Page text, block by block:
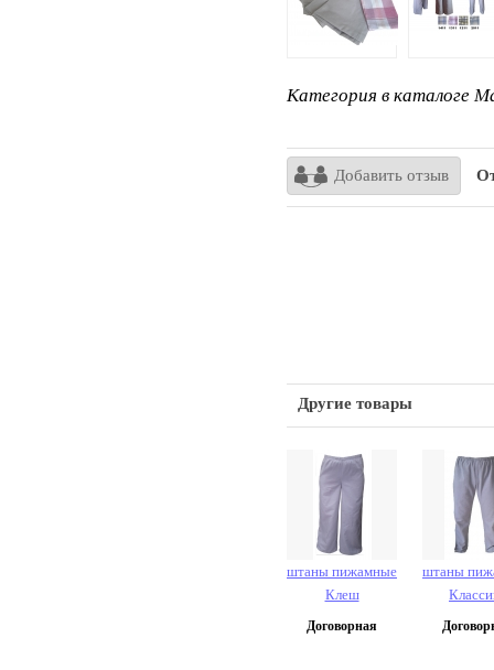
Категория в каталоге
Добавить отзыв
Другие товары
штаны пижамные
Клеш
Договорная
штаны